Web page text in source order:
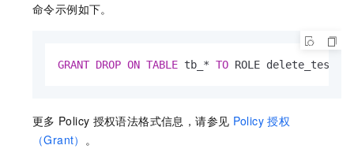
命令示例如下。
GRANT DROP ON TABLE tb_ * TO ROLE
更多 Policy 授权语法格式信息，请参见 Policy 授权
（Grant） 。